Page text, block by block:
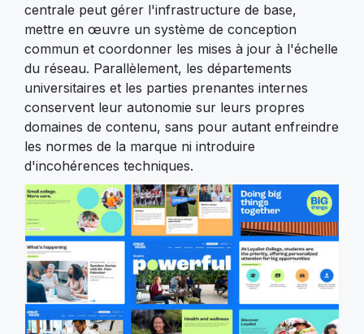
centrale peut gérer l'infrastructure de base,
mettre en œuvre un système de conception
commun et coordonner les mises à jour à l'échelle
du réseau. Parallèlement, les départements
universitaires et les parties prenantes internes
conservent leur autonomie sur leurs propres
domaines de contenu, sans pour autant enfreindre
les normes de la marque ni introduire
d'incohérences techniques.
Image